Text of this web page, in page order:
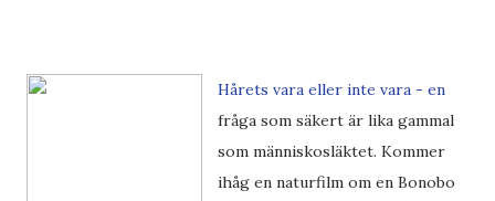
Hårets vara eller inte vara - en
fråga som säkert är lika gammal
som människosläktet. Kommer
ihåg en naturfilm om en Bonobo